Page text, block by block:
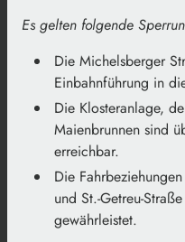
Es gelten folgende
Die Michelsberger
Einbahnführung in
Die Klosteranlage,
Maienbrunnen sind
erreichbar.
Die
und St.-Getreu-
gewährleistet.